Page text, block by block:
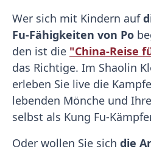
Wer sich mit Kindern auf
Fu-Fähigkeiten von Po
den ist die "China-Reise
das Richtige. Im Shaolin
erleben Sie live die
lebenden Mönche und
selbst als Kung Fu-
Oder wollen Sie sich die